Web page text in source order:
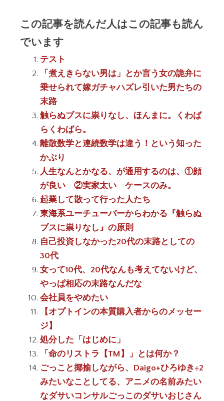
この記事を読んだ人はこの記事も読ん
でいます
テスト
「煮えきらない男は」とか言う女の詭弁に
乗せられて嫁ガチャハズレ引いた男たちの
末路
触らぬブスに祟りなし、ほんまに。くわば
らくわばら。
離散数学と連続数学は違う！という知った
かぶり
人生なんとかなる、が通用するのは、①顔
が良い ②実家太い ケースのみ。
起業して散って行った人たち
東海系ユーチューバーからわかる『触らぬ
ブスに祟りなし』の原則
自己投資しなかった20代の末路としての
30代
女って10代、20代なんも考えてないけど、
やっぱ相応の末路なんだな
会社員をやめたい
【オプトインの本質購入者からのメッセー
ジ】
処分した「はじめに」
「命のリストラ【TM】」とは何か？
ごっこと揶揄しながら、Daigo+ひろゆき÷2
みたいなことしてる、アニメの名前みたい
なダサいコンサルごっこのダサいおじさん